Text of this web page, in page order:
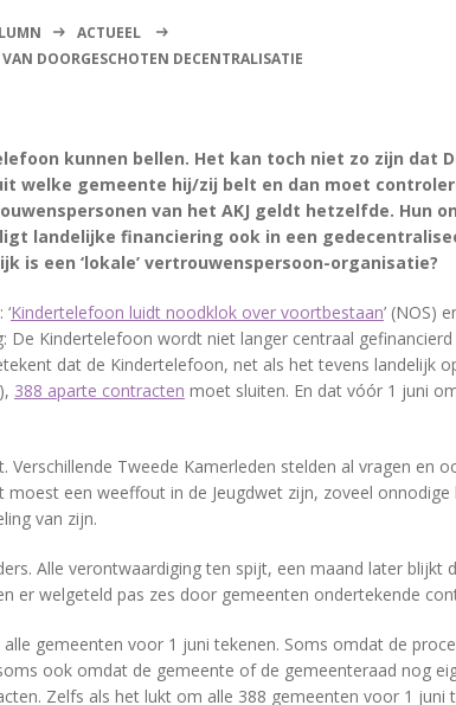
ACTUEEL
DOORGESCHOTEN DECENTRALISATIE
kunnen bellen. Het kan toch niet zo zijn dat
welke gemeente hij/zij belt en dan moet
van het AKJ geldt hetzelfde. Hun
landelijke financiering ook in een
is een ‘lokale’ vertrouwenspersoon-organisatie?
Kindertelefoon luidt noodklok over voortbestaan’ (NOS)
De Kindertelefoon wordt niet langer centraal
dat de Kindertelefoon, net als het tevens landelijk
388 aparte contracten moet sluiten. En dat vóór 1 juni
Verschillende Tweede Kamerleden stelden al vragen en
moest een weeffout in de Jeugdwet zijn, zoveel onnodige
van zijn.
Alle verontwaardiging ten spijt, een maand later blijkt
er welgeteld pas zes door gemeenten ondertekende
gemeenten voor 1 juni tekenen. Soms omdat de
ook omdat de gemeente of de gemeenteraad nog
Zelfs als het lukt om alle 388 gemeenten voor 1 juni